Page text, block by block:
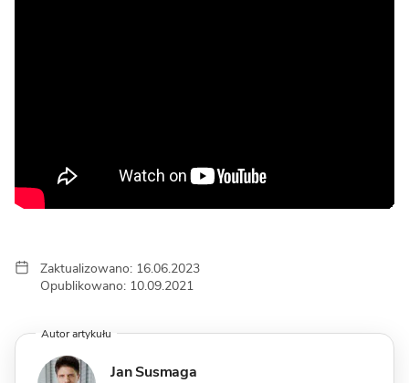
Zaktualizowano: 16.06.2023
Opublikowano: 10.09.2021
Autor artykułu
Jan Susmaga